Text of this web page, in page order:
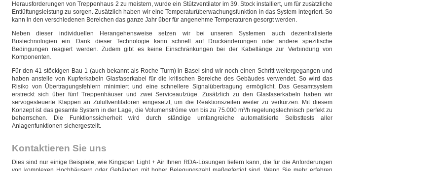
Herausforderungen von Treppenhaus 2 zu meistern, wurde ein Stützventilator im 39. Stock installiert, um für zusätzliche
Entlüftungsleistung zu sorgen. Zusätzlich haben wir eine Temperaturüberwachungsfunktion in das System integriert. So
kann in den verschiedenen Bereichen das ganze Jahr über für angenehme Temperaturen gesorgt werden.
Neben dieser individuellen Herangehensweise setzen wir bei unseren Systemen auch dezentralisierte
Bustechnologien ein. Dank dieser Technologie kann schnell auf Druckänderungen oder andere spezifische
Bedingungen reagiert werden. Zudem gibt es keine Einschränkungen bei der Kabellänge zur Verbindung von
Komponenten.
Für den 41-stöckigen Bau 1 (auch bekannt als Roche-Turm) in Basel sind wir noch einen Schritt weitergegangen und
haben anstelle von Kupferkabeln Glasfaserkabel für die kritischen Bereiche des Gebäudes verwendet. So wird das
Risiko von Übertragungsfehlern minimiert und eine schnellere Signalübertragung ermöglicht. Das Gesamtsystem
erstreckt sich über fünf Treppenhäuser und zwei Serviceaufzüge. Zusätzlich zu den Glasfaserkabeln haben wir
servogesteuerte Klappen an Zuluftventilatoren eingesetzt, um die Reaktionszeiten weiter zu verkürzen. Mit diesem
Konzept ist das gesamte System in der Lage, die Volumenströme von bis zu 75.000 m³/h regelungstechnisch perfekt zu
beherrschen. Die Funktionssicherheit wird durch ständige umfangreiche automatisierte Selbsttests aller
Anlagenfunktionen sichergestellt.
Kontaktieren Sie uns
Dies sind nur einige Beispiele, wie Kingspan Light + Air Ihnen RDA-Lösungen liefern kann, die für die Anforderungen